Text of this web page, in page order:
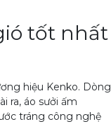
tốt nhất
hiệu Kenko. Dòng
ra, áo sưởi ấm
tráng công nghệ